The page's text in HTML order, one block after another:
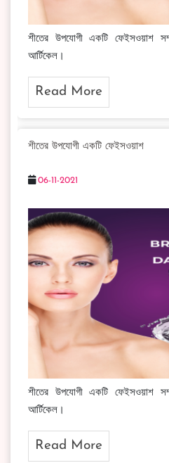
শীতের উপযোগী একটি ফেইসওয়াশ
আর্টিকেল।
Read More
শীতের উপযোগী একটি ফেইসওয়াশ
06-11-2021
শীতের উপযোগী একটি ফেইসওয়াশ
আর্টিকেল।
Read More